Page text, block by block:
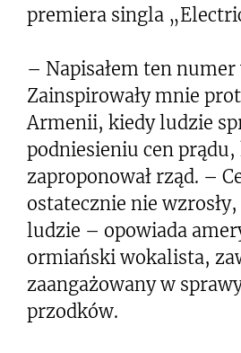
premiera singla
– Napisałem ten numer
Zainspirowały mnie
Armenii, kiedy ludzie
podniesieniu cen
zaproponował rząd. –
ostatecznie nie
ludzie – opowiada
ormiański wokalista,
zaangażowany w
przodków.